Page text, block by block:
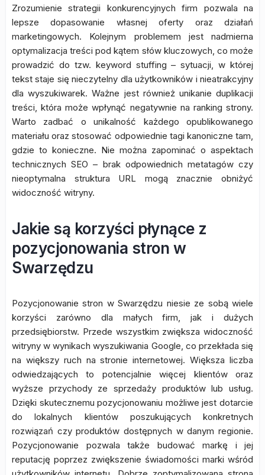
Zrozumienie strategii konkurencyjnych firm pozwala na
lepsze dopasowanie własnej oferty oraz działań
marketingowych. Kolejnym problemem jest nadmierna
optymalizacja treści pod kątem słów kluczowych, co może
prowadzić do tzw. keyword stuffing – sytuacji, w której
tekst staje się nieczytelny dla użytkowników i nieatrakcyjny
dla wyszukiwarek. Ważne jest również unikanie duplikacji
treści, która może wpłynąć negatywnie na ranking strony.
Warto zadbać o unikalność każdego opublikowanego
materiału oraz stosować odpowiednie tagi kanoniczne tam,
gdzie to konieczne. Nie można zapominać o aspektach
technicznych SEO – brak odpowiednich metatagów czy
nieoptymalna struktura URL mogą znacznie obniżyć
widoczność witryny.
Jakie są korzyści płynące z
pozycjonowania stron w
Swarzędzu
Pozycjonowanie stron w Swarzędzu niesie ze sobą wiele
korzyści zarówno dla małych firm, jak i dużych
przedsiębiorstw. Przede wszystkim zwiększa widoczność
witryny w wynikach wyszukiwania Google, co przekłada się
na większy ruch na stronie internetowej. Większa liczba
odwiedzających to potencjalnie więcej klientów oraz
wyższe przychody ze sprzedaży produktów lub usług.
Dzięki skutecznemu pozycjonowaniu możliwe jest dotarcie
do lokalnych klientów poszukujących konkretnych
rozwiązań czy produktów dostępnych w danym regionie.
Pozycjonowanie pozwala także budować markę i jej
reputację poprzez zwiększenie świadomości marki wśród